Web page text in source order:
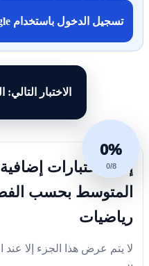
تسجيل الدخول باستخدام Google
الاختبار
0%
0/8
إليك اختبارات
المتوسط بحسب
رياضيات
لا يتم عرض هذا الجزء إلا عند